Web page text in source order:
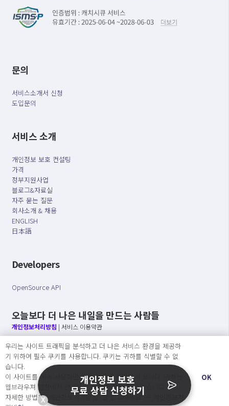
문의
서비스소개서 신청
도입문의
서비스 소개
개인정보 보호 컨설팅
가격
정부지원사업
블로그&자료실
자주 묻는 질문
회사소개 & 채용
ENGLISH
日本語
Developers
OpenSource API
오늘보다 더 나은 내일을 만드는 사람들
개인정보처리방침 | 서비스 이용약관
○ 개인정보보호 컴플라이언스를 선도하겠습니다.
○ 정보주체의 권리를 보장하겠습니다.
○ 기업의 개인정보보호를 위한 효율적 관리를 보장하겠습니다.
우리는 사이트 트래픽을 분석하고 더 나은 서비스 환경을 제공하
기 위하여 필수 쿠키를 사용합니다. 쿠키는 귀하를 식별할 수 없
습니다.
이 사이트를 계속 사용하면 쿠키 사용에 동의하게 됩니다. 귀하는
웹브라우져 설정에서 언제든지 쿠키를 삭제 할 수있습니다.
자세한 방법은 “개인정보처리방침” 을 참고하세요. →
OK
X
개인정보 보호
무료 상담 신청하기